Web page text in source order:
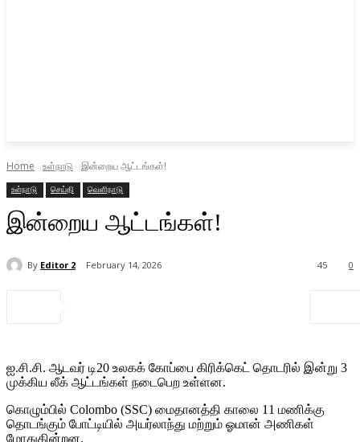
Home உள்நாடு இன்றைய ஆட்டங்கள்!
உள்நாடு செய்தி வெளிநாடு
இன்றைய ஆட்டங்கள்!
By Editor 2 February 14, 2026 0
45
ஐ.சி.சி. ஆடவர் டி20 உலகக் கோப்பை கிரிக்கெட் தொடரில் இன்று 3
முக்கிய லீக் ஆட்டங்கள் நடைபெற உள்ளன.
கொழும்பில் Colombo (SSC) மைதானத்தி காலை 11 மணிக்கு
தொடங்கும் போட்டியில் அயர்லாந்து மற்றும் ஓமான் அணிகள்
மோதுகின்றன.